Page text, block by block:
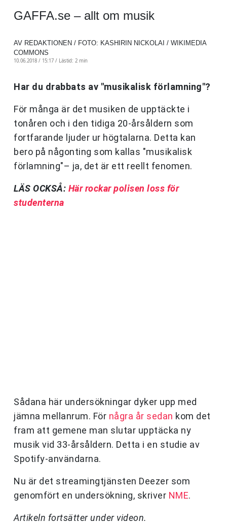
GAFFA.se – allt om musik
AV REDAKTIONEN / FOTO: KASHIRIN NICKOLAI / WIKIMEDIA
COMMONS
10.06.2018 / 15:17 / Lästid: 2 min
Har du drabbats av "musikalisk förlamning"?
För många är det musiken de upptäckte i
tonåren och i den tidiga 20-årsåldern som
fortfarande ljuder ur högtalarna. Detta kan
bero på någonting som kallas "musikalisk
förlamning"– ja, det är ett reellt fenomen.
LÄS OCKSÅ: Här rockar polisen loss för
studenterna
Sådana här undersökningar dyker upp med
jämna mellanrum. För några år sedan kom det
fram att gemene man slutar upptäcka ny
musik vid 33-årsåldern. Detta i en studie av
Spotify-användarna.
Nu är det streamingtjänsten Deezer som
genomfört en undersökning, skriver NME.
Artikeln fortsätter under videon.